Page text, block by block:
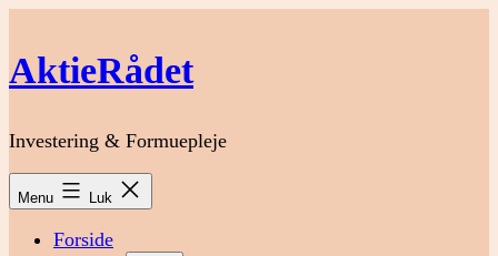
indhold
AktieRådet
Investering & Formuepleje
Menu Luk
Forside